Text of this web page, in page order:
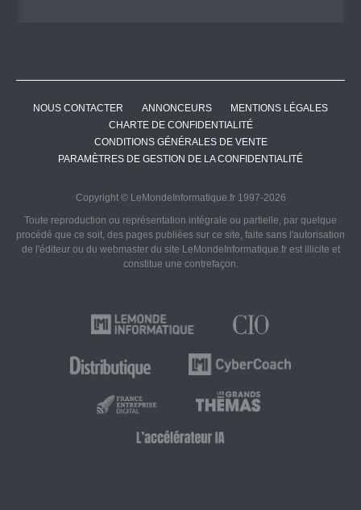
NOUS CONTACTER ANNONCEURS
MENTIONS LÉGALES
CHARTE DE CONFIDENTIALITÉ
CONDITIONS GÉNÉRALES DE VENTE
PARAMÈTRES DE GESTION DE LA CONFIDENTIALITÉ
Copyright © LeMondeInformatique.fr 1997-2026
Toute reproduction ou représentation intégrale ou partielle, par quelque
procédé que ce soit, des pages publiées sur ce site, faite sans l'autorisation
de l'éditeur ou du webmaster du site LeMondeInformatique.fr est illicite et
constitue une contrefaçon.